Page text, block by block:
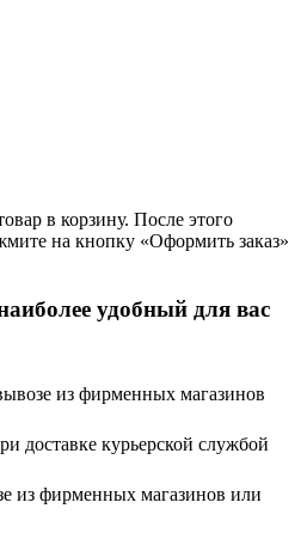
в корзину. После этого
на кнопку «Оформить заказ»
удобный для вас
из фирменных магазинов
доставке курьерской службой
из фирменных магазинов или